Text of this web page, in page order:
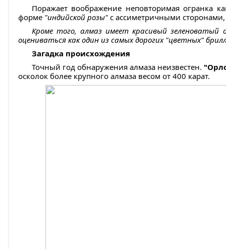
Поражает воображение неповторимая огранка
форме "индийской розы" с ассиметричными
Кроме того, алмаз имеет красивый зеленоватый
оцениваться как один из самых дорогих "цветных"
Загадка происхождения
Точный год обнаружения алмаза неизвестен.
осколок более крупного алмаза весом от 400 карат.